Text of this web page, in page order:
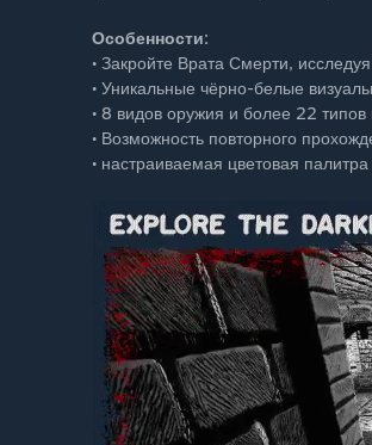
Особенности:
• Закройте Врата Смерти,
• Уникальные чёрно-белые
• 8 видов оружия и более 22 типов
• Возможность повторного
• настраиваемая цветовая палитра